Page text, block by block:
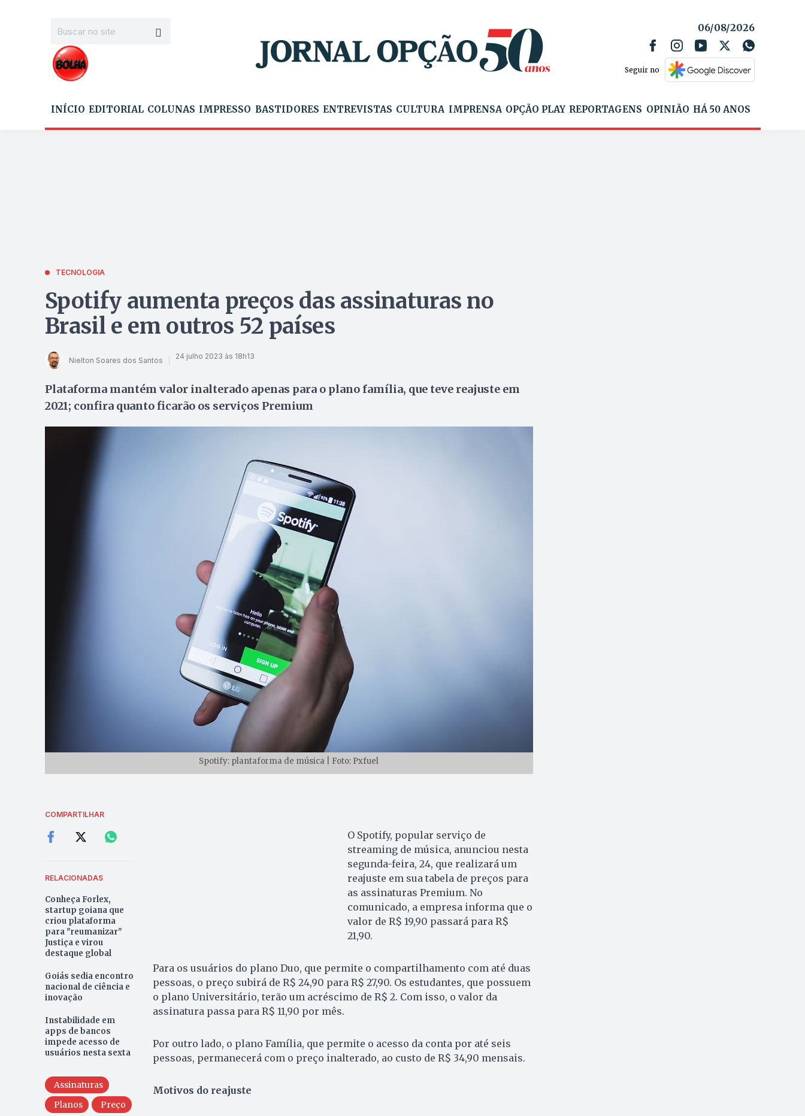
06/08/2026
Seguir no
INÍCIO EDITORIAL COLUNAS IMPRESSO BASTIDORES ENTREVISTAS CULTURA IMPRENSA OPÇÃO PLAY REPORTAGENS OPINIÃO HÁ 50 ANOS
TECNOLOGIA
Spotify aumenta preços das assinaturas no
Brasil e em outros 52 países
Nielton Soares dos Santos 24 julho 2023 às 18h13
Plataforma mantém valor inalterado apenas para o plano família, que teve reajuste em
2021; confira quanto ficarão os serviços Premium
Spotify: plantaforma de música | Foto: Pxfuel
COMPARTILHAR
RELACIONADAS
Conheça Forlex,
startup goiana que
criou plataforma
para "reumanizar"
Justiça e virou
destaque global
Goiás sedia encontro
nacional de ciência e
inovação
Instabilidade em
apps de bancos
impede acesso de
usuários nesta sexta
Assinaturas
Planos
Preço
O Spotify, popular serviço de
streaming de música, anunciou nesta
segunda-feira, 24, que realizará um
reajuste em sua tabela de preços para
as assinaturas Premium. No
comunicado, a empresa informa que o
valor de R$ 19,90 passará para R$
21,90.
Para os usuários do plano Duo, que permite o compartilhamento com até duas
pessoas, o preço subirá de R$ 24,90 para R$ 27,90. Os estudantes, que possuem
o plano Universitário, terão um acréscimo de R$ 2. Com isso, o valor da
assinatura passa para R$ 11,90 por mês.
Por outro lado, o plano Família, que permite o acesso da conta por até seis
pessoas, permanecerá com o preço inalterado, ao custo de R$ 34,90 mensais.
Motivos do reajuste